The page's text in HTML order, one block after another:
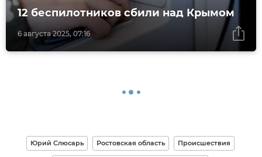
6 августа 2025, 07:16
12 беспилотников сбили над Крымом
Юрий Слюсарь Ростовская область Происшествия